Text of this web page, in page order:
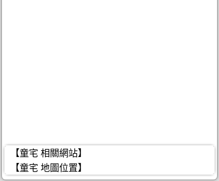
【童宅 相關網站】
【童宅 地圖位置】